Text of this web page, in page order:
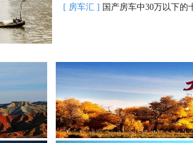
[ 房车汇 ] 国产房车中30万以下的